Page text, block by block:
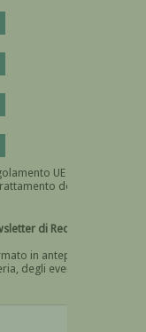
UE n.
dare il consenso
Recta
in anteprima
degli eventi